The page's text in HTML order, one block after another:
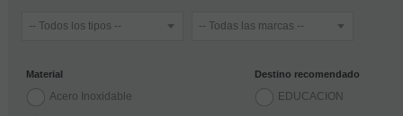
Material
Acero Inoxidable
Destino recomendado
EDUCACION